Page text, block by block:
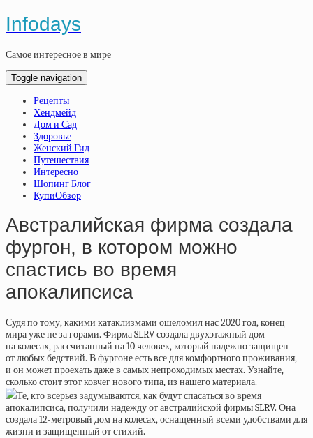
Infodays
Самое интересное в мире
Toggle navigation
Рецепты
Хендмейд
Дом и Сад
Здоровье
Женский Гид
Путешествия
Интересно
Шопинг Блог
КупиОбзор
Австралийская фирма создала
фургон, в котором можно
спастись во время
апокалипсиса
Судя по тому, какими катаклизмами ошеломил нас 2020 год, конец
мира уже не за горами. Фирма SLRV создала двухэтажный дом
на колесах, рассчитанный на 10 человек, который надежно защищен
от любых бедствий. В фургоне есть все для комфортного проживания,
и он может проехать даже в самых непроходимых местах. Узнайте,
сколько стоит этот ковчег нового типа, из нашего материала.
Те, кто всерьез задумываются, как будут спасаться во время
апокалипсиса, получили надежду от австралийской фирмы SLRV. Она
создала 12-метровый дом на колесах, оснащенный всеми удобствами для
жизни и защищенный от стихий.